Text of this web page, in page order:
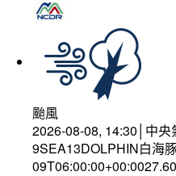
颱風
2026-08-08, 14:30│中央
9SEA13DOLPHIN白海